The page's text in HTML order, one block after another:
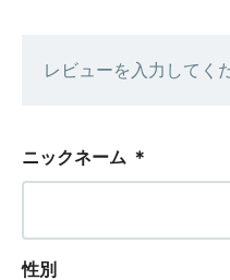
レビューを入力してく
ニックネーム ＊
性別